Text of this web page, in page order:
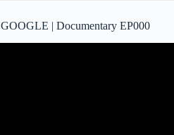
| Documentary EP000